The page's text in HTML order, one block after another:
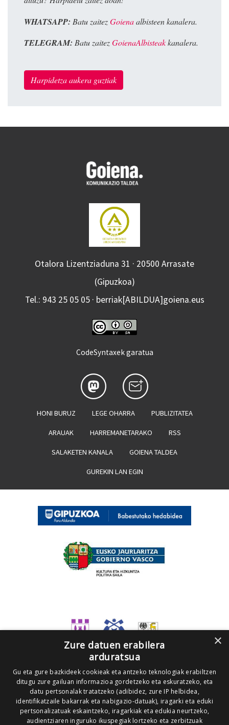
WHATSAPP: Batu zaitezGoienaalbisteen kanalera.
TELEGRAM: Batu zaitezGoienaAlbisteakkanalera.
Harpidetza aukera guztiak
Otalora Lizentziaduna 31 · 20500 Arrasate
(Gipuzkoa)
Tel.: 943 25 05 05 · berriak[ABILDUA]goiena.eus
CodeSyntaxek garatua
HONI BURUZ LEGE OHARRA PUBLIZITATEA
ARAUAK HARREMANETARAKO RSS
SALAKETEN KANALA GOIENA TALDEA
GUREKIN LAN EGIN
×
Zure datuen erabilera
arduratsua
Gu eta gure bazkideek cookieak eta antzeko teknologiak erabiltzen
ditugu zure gailuan informazioa gordetzeko eta eskuratzeko, eta
datu pertsonalak tratatzeko (adibidez, zure IP helbidea,
identifikatzaile bakarrak eta nabigazio-datuak), iragarki eta eduki
pertsonalizatuak eskaintzeko, iragarkiak eta edukia neurtzeko,
audientziaren inguruko ikuspegiak lortzeko eta zerbitzuak